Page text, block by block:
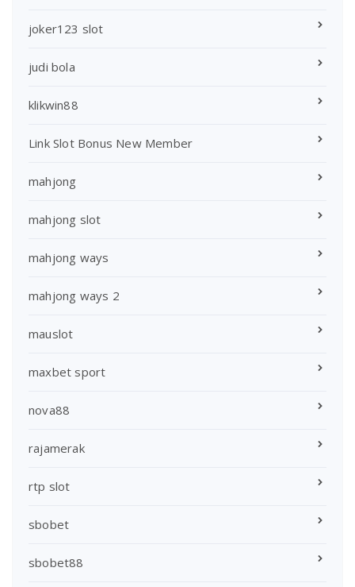
joker123 slot
judi bola
klikwin88
Link Slot Bonus New Member
mahjong
mahjong slot
mahjong ways
mahjong ways 2
mauslot
maxbet sport
nova88
rajamerak
rtp slot
sbobet
sbobet88